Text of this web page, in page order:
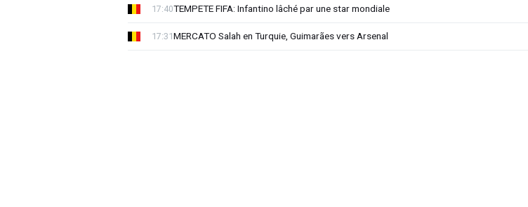
TEMPETE FIFA: Infantino lâché par une star mondiale
17:40
MERCATO Salah en Turquie, Guimarães vers Arsenal
17:31